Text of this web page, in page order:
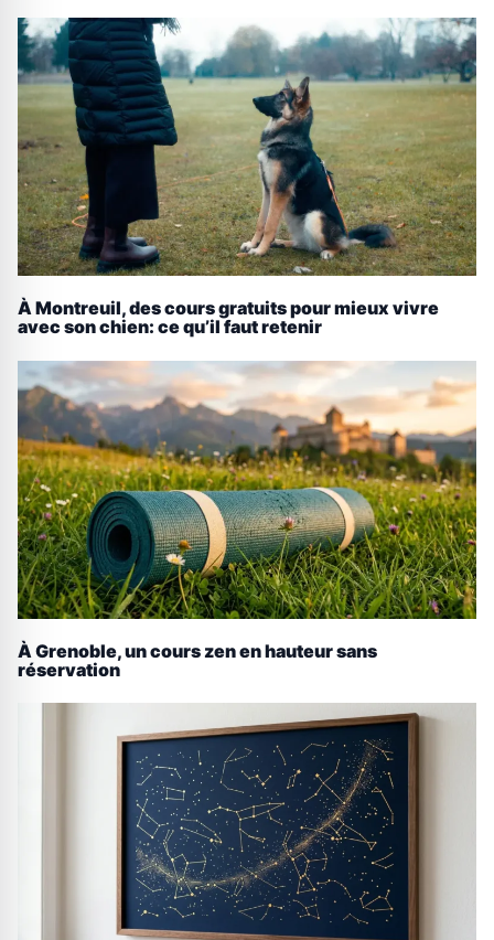
À Montreuil, des cours gratuits pour mieux vivre
avec son chien: ce qu’il faut retenir
À Grenoble, un cours zen en hauteur sans
réservation